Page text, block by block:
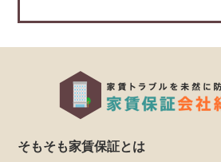
そもそも家賃保証とは